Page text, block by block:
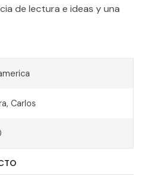
de lectura e ideas y una
Carlos